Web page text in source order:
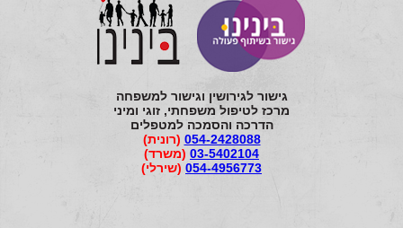
גישור לגירושין וגישור למשפחה
מרכז לטיפול משפחתי, זוגי ומיני
הדרכה והסמכה למטפלים
054-2428088 (רונית)
03-5402104 (משרד)
054-4956773 (שירלי)